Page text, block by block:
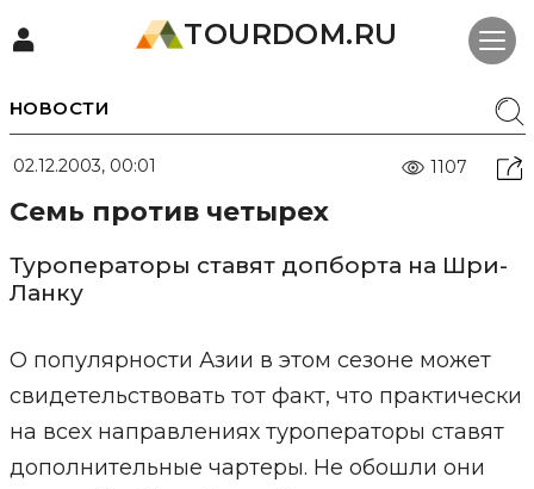
TOURDOM.RU
НОВОСТИ
02.12.2003, 00:01 1107
Семь против четырех
Туроператоры ставят допборта на Шри-
Ланку
О популярности Азии в этом сезоне может
свидетельствовать тот факт, что практически
на всех направлениях туроператоры ставят
дополнительные чартеры. Не обошли они